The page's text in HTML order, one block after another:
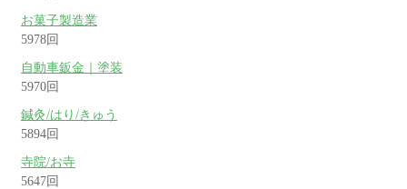
お菓子製造業
5978回
自動車鈑金｜塗装
5970回
鍼灸/はり/きゅう
5894回
寺院/お寺
5647回